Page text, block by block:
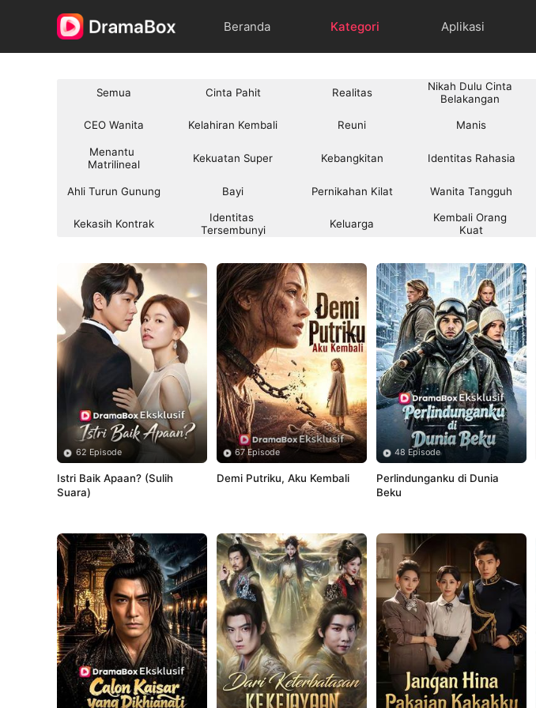
Beranda Kategori Aplikasi
Semua Cinta Pahit Realitas
Nikah Dulu Cinta
Belakangan
CEO Wanita Kelahiran Kembali Reuni Manis
Menantu
Matrilineal
Kekuatan Super Kebangkitan Identitas Rahasia
Ahli Turun Gunung Bayi Pernikahan Kilat Wanita Tangguh
Kekasih Kontrak
Identitas
Tersembunyi
Keluarga
Kembali Orang
Kuat
62 Episode
Istri Baik Apaan? (Sulih
Suara)
67 Episode
Demi Putriku, Aku Kembali
48 Episode
Perlindunganku di Dunia
Beku